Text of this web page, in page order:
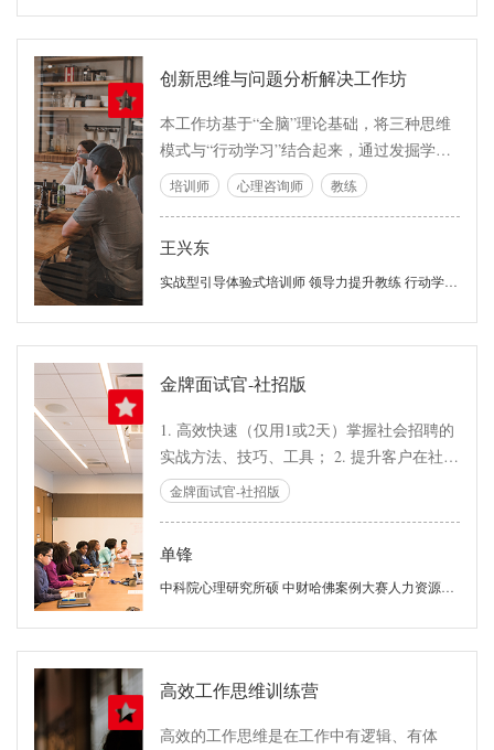
创新思维与问题分析解决工作坊
本工作坊基于“全脑”理论基础，将三种思维
模式与“行动学习”结合起来，通过发掘学员
真实工作场景中的实际问题，训练运用不同
的思维工具，解决具体工作难题；学员可以
维方式，掌握问题分析与解决的基本套路，
具有极强的实用性和操作性。
培训师 心理咨询师 教练
王兴东
实战型引导体验式培训师 领导力提升教练 行动学习促动师
金牌面试官-社招版
1. 高效快速（仅用1或2天）掌握社会招聘的
实战方法、技巧、工具； 2. 提升客户在社会
招聘和面试中的识人能力、面试官素养和企
业美誉度； 3. 纠正面试常见错误观念和做
源管理。
金牌面试官-社招版
单锋
中科院心理研究所硕 中财哈佛案例大赛人力资源专题评委 《靶向面试》作者
高效工作思维训练营
高效的工作思维是在工作中有逻辑、有体